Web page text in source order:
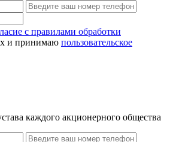
с правилами обработки
и принимаю пользовательское
каждого акционерного общества